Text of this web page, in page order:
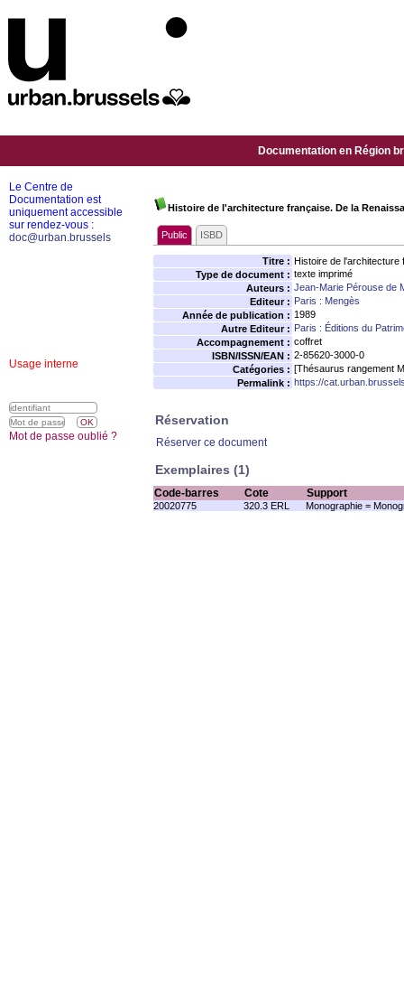
Documentation en Région
Histoire de l'architecture française. De la
Public ISBD
Titre : Histoire de l'architecture
Type de document : texte imprimé
Auteurs : Jean-Marie Pérouse de
Editeur : Paris : Mengès
Année de publication : 1989
Autre Editeur : Paris : Éditions du
Accompagnement : coffret
ISBN/ISSN/EAN : 2-85620-3000-0
Catégories : [Thésaurus rangement
Permalink : https://
Réservation
Réserver ce document
Exemplaires (1)
Code-barres Cote Support
20020775 320.3 ERL Monographie =
Le Centre de
Documentation est
uniquement accessible
sur rendez-vous :
doc@urban.brussels
Usage interne
Mot de passe oublié ?